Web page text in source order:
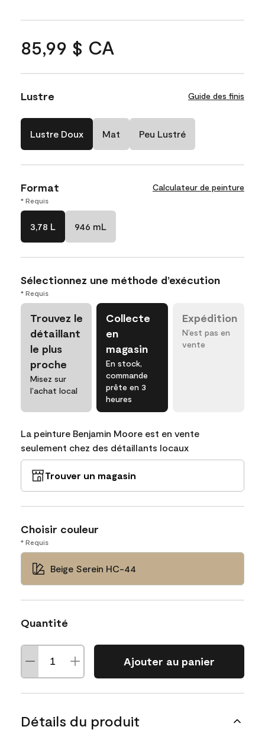
85,99 $ CA
Lustre Guide des finis
Lustre Doux Mat Peu Lustré
Format Calculateur de peinture
* Requis
3,78 L 946 mL
Sélectionnez une méthode d’exécution
* Requis
Trouvez le
détaillant
le plus
proche
Misez sur
l’achat local
Collecte
en
magasin
En stock,
commande
prête en 3
heures
Expédition
N’est pas en
vente
La peinture Benjamin Moore est en vente
seulement chez des détaillants locaux
Trouver un magasin
Choisir couleur
* Requis
Beige Serein HC-44
Quantité
Ajouter au panier
Détails du produit